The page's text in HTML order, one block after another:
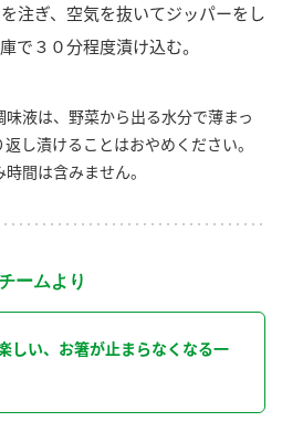
注ぎ、空気を抜いてジッパーをし
で３０分程度漬け込む。
液は、野菜から出る水分で薄まっ
し漬けることはおやめください。
間は含みません。
ームより
しい、お箸が止まらなくなる一